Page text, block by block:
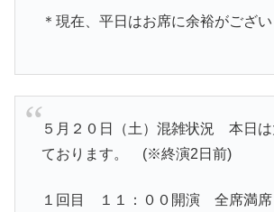
＊現在、平日はお席に余裕がござい
５月２０日（土）混雑状況 本日は
ております。 (※終演2日前)
１回目 １１：００開演 全席満席